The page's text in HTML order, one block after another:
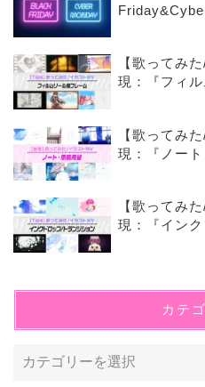
【歌ってみ
現：『フィル
【歌ってみ
現：『ノート
【歌ってみ
現：『インク
カテ